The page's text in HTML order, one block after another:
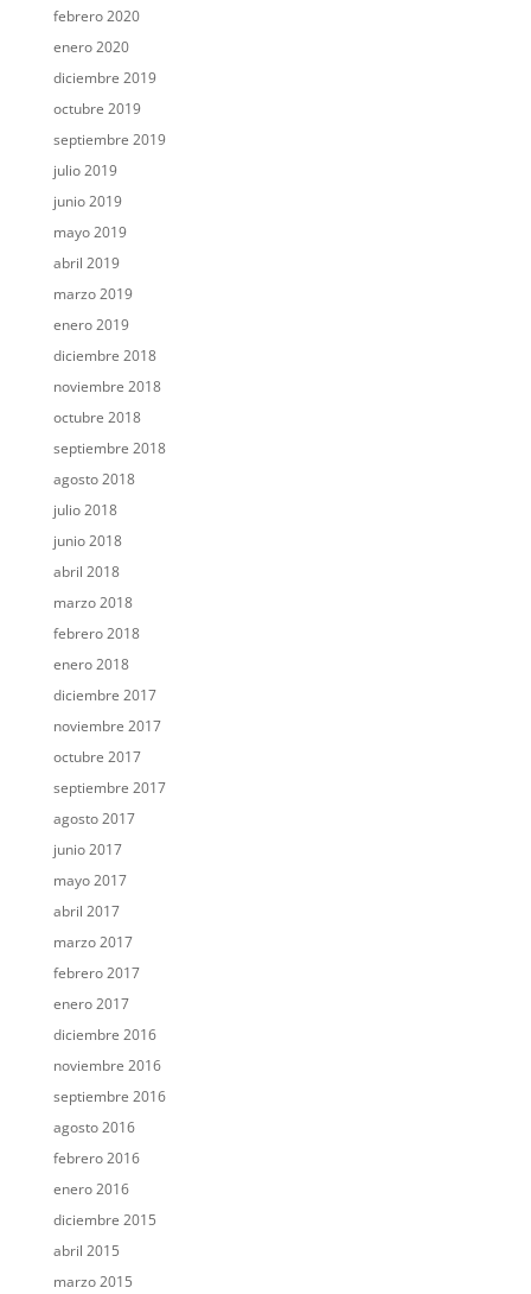
febrero 2020
enero 2020
diciembre 2019
octubre 2019
septiembre 2019
julio 2019
junio 2019
mayo 2019
abril 2019
marzo 2019
enero 2019
diciembre 2018
noviembre 2018
octubre 2018
septiembre 2018
agosto 2018
julio 2018
junio 2018
abril 2018
marzo 2018
febrero 2018
enero 2018
diciembre 2017
noviembre 2017
octubre 2017
septiembre 2017
agosto 2017
junio 2017
mayo 2017
abril 2017
marzo 2017
febrero 2017
enero 2017
diciembre 2016
noviembre 2016
septiembre 2016
agosto 2016
febrero 2016
enero 2016
diciembre 2015
abril 2015
marzo 2015